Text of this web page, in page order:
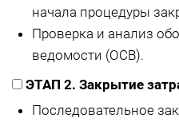
начала процедуры
Проверка и анализ
ведомости (ОСВ).
ЭТАП 2. Закрытие
Последовательное